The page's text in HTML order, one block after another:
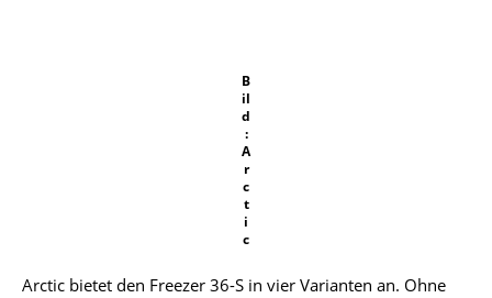
B
il
d
:
A
r
c
t
i
c
Arctic bietet den Freezer 36-S in vier Varianten an. Ohne